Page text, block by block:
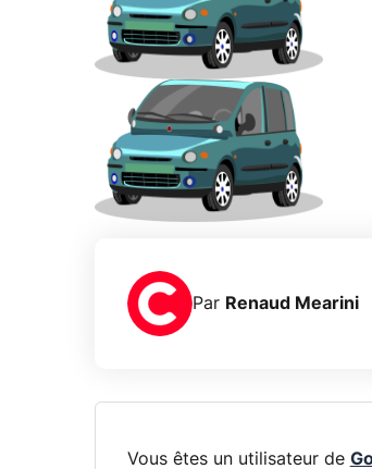
Par Renaud Mearini
Vous êtes un utilisateur de